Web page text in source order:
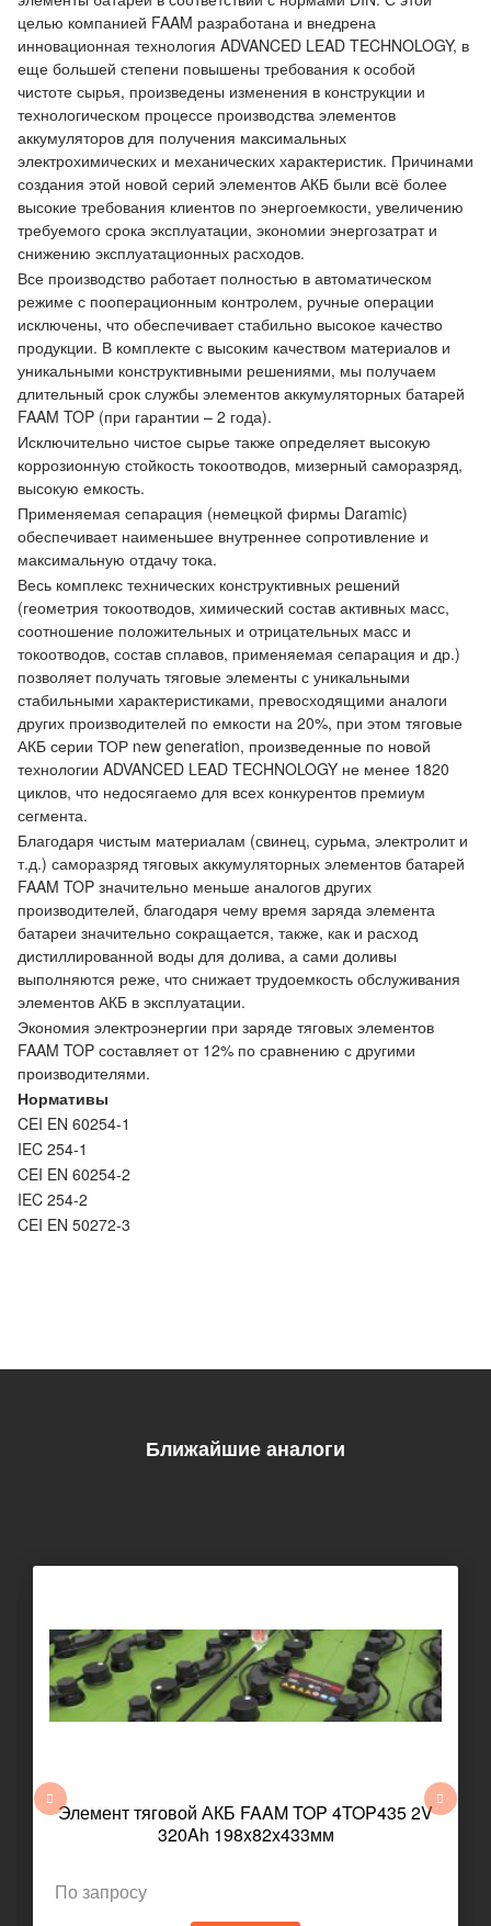
целью компанией FAAM разработана и внедрена
инновационная технология ADVANCED LEAD TECHNOLOGY, в
еще большей степени повышены требования к особой
чистоте сырья, произведены изменения в конструкции и
технологическом процессе производства элементов
аккумуляторов для получения максимальных
электрохимических и механических характеристик. Причинами
создания этой новой серий элементов АКБ были всё более
высокие требования клиентов по энергоемкости, увеличению
требуемого срока эксплуатации, экономии энергозатрат и
снижению эксплуатационных расходов.
Все производство работает полностью в автоматическом
режиме с пооперационным контролем, ручные операции
исключены, что обеспечивает стабильно высокое качество
продукции. В комплекте с высоким качеством материалов и
уникальными конструктивными решениями, мы получаем
длительный срок службы элементов аккумуляторных батарей
FAAM TOP (при гарантии – 2 года).
Исключительно чистое сырье также определяет высокую
коррозионную стойкость токоотводов, мизерный саморазряд,
высокую емкость.
Применяемая сепарация (немецкой фирмы Daramic)
обеспечивает наименьшее внутреннее сопротивление и
максимальную отдачу тока.
Весь комплекс технических конструктивных решений
(геометрия токоотводов, химический состав активных масс,
соотношение положительных и отрицательных масс и
токоотводов, состав сплавов, применяемая сепарация и др.)
позволяет получать тяговые элементы с уникальными
стабильными характеристиками, превосходящими аналоги
других производителей по емкости на 20%, при этом тяговые
АКБ серии ТОР new generation, произведенные по новой
технологии ADVANCED LEAD TECHNOLOGY не менее 1820
циклов, что недосягаемо для всех конкурентов премиум
сегмента.
Благодаря чистым материалам (свинец, сурьма, электролит и
т.д.) саморазряд тяговых аккумуляторных элементов батарей
FAAM TOP значительно меньше аналогов других
производителей, благодаря чему время заряда элемента
батареи значительно сокращается, также, как и расход
дистиллированной воды для долива, а сами доливы
выполняются реже, что снижает трудоемкость обслуживания
элементов АКБ в эксплуатации.
Экономия электроэнергии при заряде тяговых элементов
FAAM TOP составляет от 12% по сравнению с другими
производителями.
Нормативы
CEI EN 60254-1
IEC 254-1
CEI EN 60254-2
IEC 254-2
CEI EN 50272-3
Ближайшие аналоги
Элемент тяговой АКБ FAAM TOP 4TOP435 2V
320Ah 198x82x433мм
По запросу